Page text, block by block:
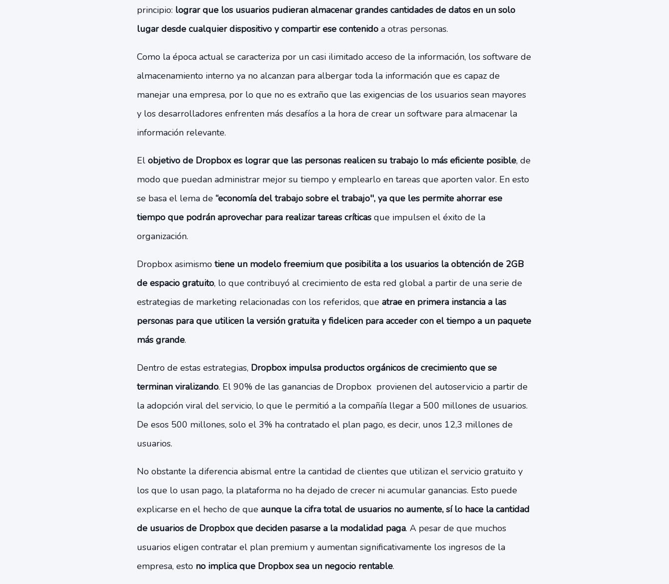
principio: lograr que los usuarios pudieran almacenar grandes cantidades de datos en un solo
lugar desde cualquier dispositivo y compartir ese contenidoa otras personas.
Como la época actual se caracteriza por un casi ilimitado acceso de la información, los software de
almacenamiento interno ya no alcanzan para albergar toda la información que es capaz de
manejar una empresa, por lo que no es extraño que las exigencias de los usuarios sean mayores
y los desarrolladores enfrenten más desafíos a la hora de crear un software para almacenar la
información relevante.
El objetivo de Dropbox es lograr que las personas realicen su trabajo lo más eficiente posible, de
modo que puedan administrar mejor su tiempo y emplearlo en tareas que aporten valor. En esto
se basa el lema de “economía del trabajo sobre el trabajo'', ya que les permite ahorrar ese
tiempo que podrán aprovechar para realizar tareas críticasque impulsen el éxito de la
organización.
Dropbox asimismo tiene un modelo freemium que posibilita a los usuarios la obtención de 2GB
de espacio gratuito, lo que contribuyó al crecimiento de esta red global a partir de una serie de
estrategias de marketing relacionadas con los referidos, que atrae en primera instancia a las
personas para que utilicen la versión gratuita y fidelicen para acceder con el tiempo a un paquete
más grande.
Dentro de estas estrategias, Dropbox impulsa productos orgánicos de crecimiento que se
terminan viralizando. El 90% de las ganancias de Dropbox provienen del autoservicio a partir de
la adopción viral del servicio, lo que le permitió a la compañía llegar a 500 millones de usuarios.
De esos 500 millones, solo el 3% ha contratado el plan pago, es decir, unos 12,3 millones de
usuarios.
No obstante la diferencia abismal entre la cantidad de clientes que utilizan el servicio gratuito y
los que lo usan pago, la plataforma no ha dejado de crecer ni acumular ganancias. Esto puede
explicarse en el hecho de que aunque la cifra total de usuarios no aumente, sí lo hace la cantidad
de usuarios de Dropbox que deciden pasarse a la modalidad paga. A pesar de que muchos
usuarios eligen contratar el plan premium y aumentan significativamente los ingresos de la
empresa, esto no implica que Dropbox sea un negocio rentable.